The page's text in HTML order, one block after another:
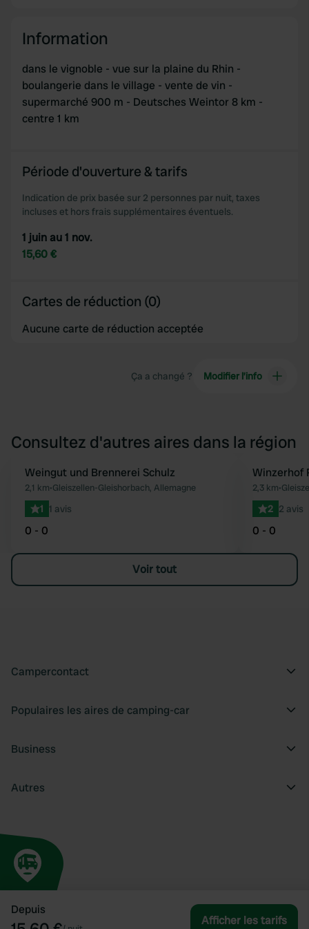
Depuis
Afficher les tarifs
Information
dans le vignoble - vue sur la plaine du Rhin -
boulangerie dans le village - vente de vin -
supermarché 900 m - Deutsches Weintor 8 km -
centre 1 km
Période d'ouverture & tarifs
Indication de prix basée sur 2 personnes par nuit, taxes
incluses et hors frais supplémentaires éventuels.
1 juin au 1 nov.
15,60 €
Cartes de réduction (0)
Aucune carte de réduction acceptée
Ça a changé ? Modifier l’info
Consultez d'autres aires dans la région
Préféré
Weingut und Brennerei Schulz
2,1 km•Gleiszellen-Gleishorbach, Allemagne
1 1 avis
0 - 0
Winzerhof
2,3 km•
2 2 avis
0 - 0
Voir tout
Campercontact
Populaires les aires de camping-car
Business
Autres